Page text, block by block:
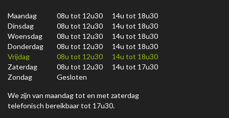
Maandag
08u tot 12u30 14u tot 18u30
Dinsdag
08u tot 12u30 14u tot 18u30
Woensdag
08u tot 12u30 14u tot 18u30
Donderdag
08u tot 12u30 14u tot 18u30
Vrijdag
08u tot 12u30 14u tot 18u30
Zaterdag
08u tot 12u30 14u tot 17u30
Zondag
Gesloten
We zijn van maandag tot en met zaterdag
telefonisch bereikbaar tot 17u30.